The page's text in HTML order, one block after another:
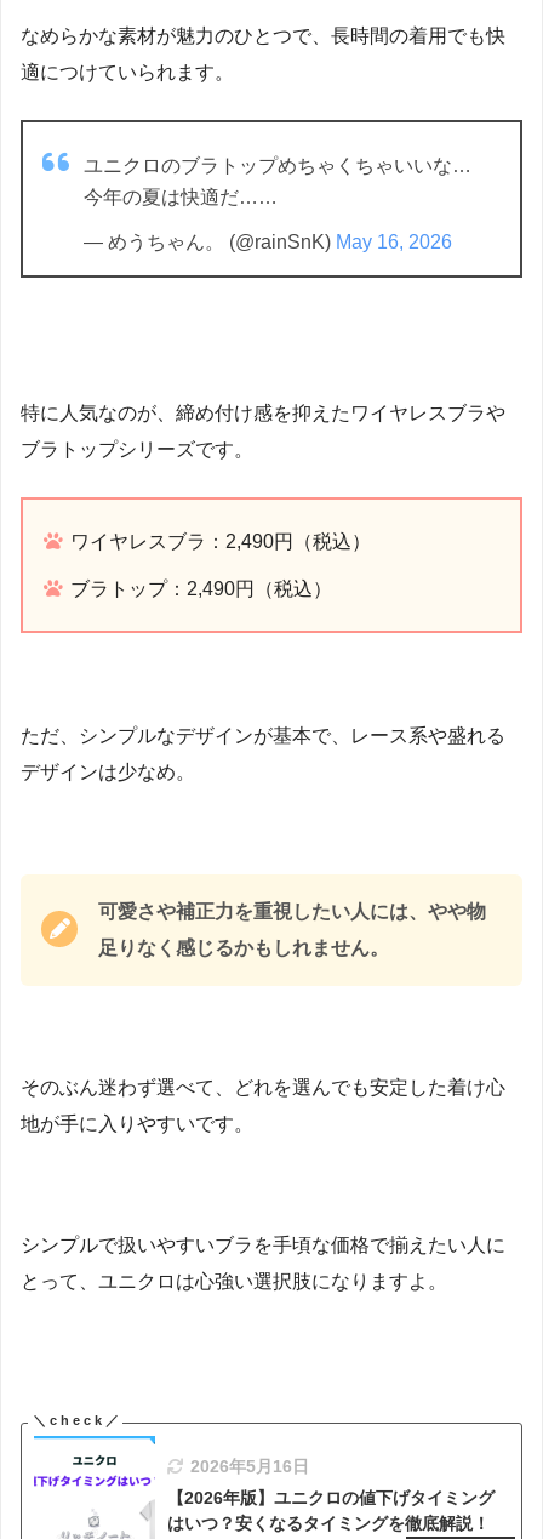
なめらかな素材が魅力のひとつで、長時間の着用でも快
適につけていられます。
ユニクロのブラトップめちゃくちゃいいな…
今年の夏は快適だ……
— めうちゃん。 (@rainSnK) May 16, 2026
特に人気なのが、締め付け感を抑えたワイヤレスブラや
ブラトップシリーズです。
ワイヤレスブラ：2,490円（税込）
ブラトップ：2,490円（税込）
ただ、シンプルなデザインが基本で、レース系や盛れる
デザインは少なめ。
可愛さや補正力を重視したい人には、やや物
足りなく感じるかもしれません。
そのぶん迷わず選べて、どれを選んでも安定した着け心
地が手に入りやすいです。
シンプルで扱いやすいブラを手頃な価格で揃えたい人に
とって、ユニクロは心強い選択肢になりますよ。
2026年5月16日
【2026年版】ユニクロの値下げタイミング
はいつ？安くなるタイミングを徹底解説！